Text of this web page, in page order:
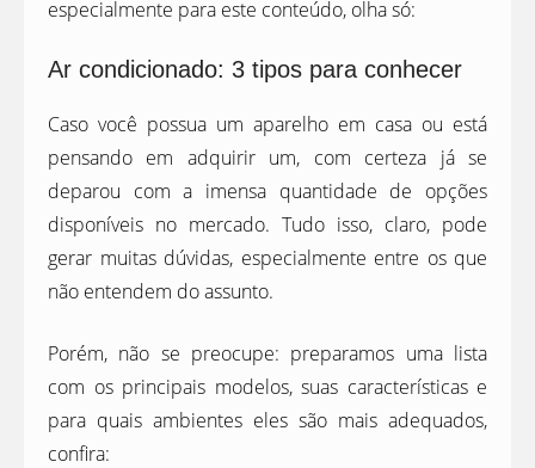
especialmente para este conteúdo, olha só:
Ar condicionado: 3 tipos para conhecer
Caso você possua um aparelho em casa ou está
pensando em adquirir um, com certeza já se
deparou com a imensa quantidade de opções
disponíveis no mercado. Tudo isso, claro, pode
gerar muitas dúvidas, especialmente entre os que
não entendem do assunto.
Porém, não se preocupe: preparamos uma lista
com os principais modelos, suas características e
para quais ambientes eles são mais adequados,
confira: